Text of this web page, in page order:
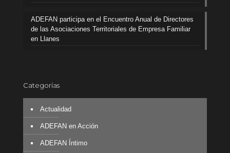
ADEFAN participa en el Encuentro Anual de Directores
de las Asociaciones Territoriales de Empresa Familiar
en Llanes
Categorías
Actualidad
ADEFAN en Acción
ADEFAN Íntimo